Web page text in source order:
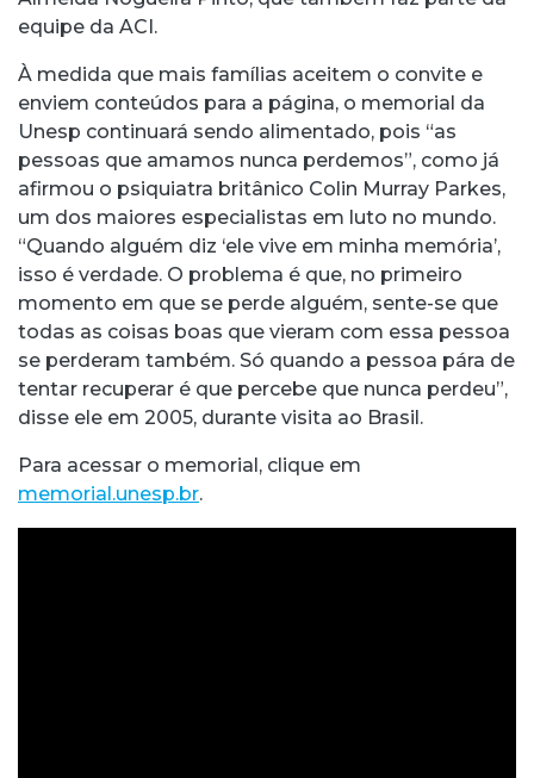
equipe da ACI.
À medida que mais famílias aceitem o convite e
enviem conteúdos para a página, o memorial da
Unesp continuará sendo alimentado, pois “as
pessoas que amamos nunca perdemos”, como já
afirmou o psiquiatra britânico Colin Murray Parkes,
um dos maiores especialistas em luto no mundo.
“Quando alguém diz ‘ele vive em minha memória’,
isso é verdade. O problema é que, no primeiro
momento em que se perde alguém, sente-se que
todas as coisas boas que vieram com essa pessoa
se perderam também. Só quando a pessoa pára de
tentar recuperar é que percebe que nunca perdeu”,
disse ele em 2005, durante visita ao Brasil.
Para acessar o memorial, clique em
memorial.unesp.br.